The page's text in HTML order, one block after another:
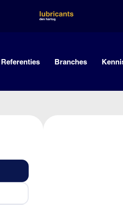
Referenties Branches